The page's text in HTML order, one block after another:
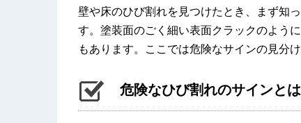
壁や床のひび割れを見つけたとき、まず知
す。塗装面のごく細い表面クラックのよう
もあります。ここでは危険なサインの見分
危険なひび割れのサインとは